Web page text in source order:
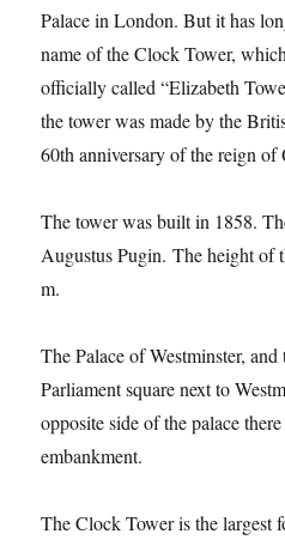
Palace in London. But it has
name of the Clock Tower,
officially called “Elizabeth
the tower was made by the
60th anniversary of the reign of
The tower was built in 1858.
Augustus Pugin. The height of
m.
The Palace of Westminster,
Parliament square next to
opposite side of the palace
embankment.
The Clock Tower is the largest